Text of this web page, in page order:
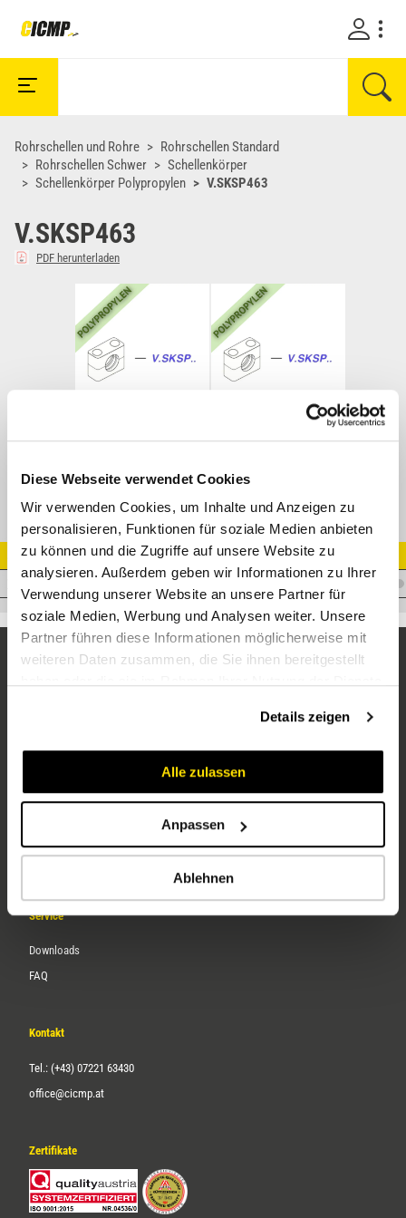
Diese Webseite verwendet Cookies
Wir verwenden Cookies, um Inhalte und Anzeigen zu
personalisieren, Funktionen für soziale Medien anbieten
zu können und die Zugriffe auf unsere Website zu
analysieren. Außerdem geben wir Informationen zu Ihrer
Verwendung unserer Website an unsere Partner für
soziale Medien, Werbung und Analysen weiter. Unsere
Partner führen diese Informationen möglicherweise mit
weiteren Daten zusammen, die Sie ihnen bereitgestellt
Details zeigen
Alle zulassen
Anpassen
Ablehnen
Rohrschellen und Rohre
Rohrschellen Standard
Rohrschellen Schwer
Schellenkörper
Schellenkörper Polypropylen
V.SKSP463
V.SKSP463
PDF herunterladen
Schellenkörper 63 schwer PP (2 Schellenhälften)
Artikel Nr.
V.SKSP463
Unternehmen
Karriere
Service
Downloads
FAQ
Kontakt
Tel.: (+43) 07221 63430
office@cicmp.at
Zertifikate